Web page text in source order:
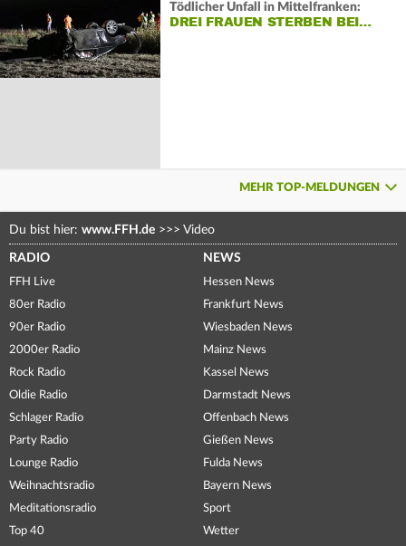
Tödlicher Unfall in Mittelfranken:
DREI FRAUEN STERBEN BEI…
MEHR TOP-MELDUNGEN
Du bist hier: www.FFH.de >>> Video
RADIO
FFH Live
80er Radio
90er Radio
2000er Radio
Rock Radio
Oldie Radio
Schlager Radio
Party Radio
Lounge Radio
Weihnachtsradio
Meditationsradio
Top 40
NEWS
Hessen News
Frankfurt News
Wiesbaden News
Mainz News
Kassel News
Darmstadt News
Offenbach News
Gießen News
Fulda News
Bayern News
Sport
Wetter